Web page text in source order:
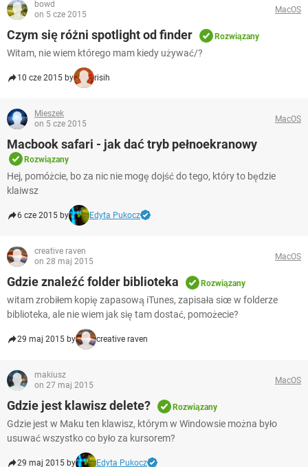
bowd
on 5 cze 2015
MacOS
Czym się różni spotlight od finder Rozwiązany
Witam, nie wiem którego mam kiedy używać/?
10 cze 2015 by risih
Mieszek
on 5 cze 2015
MacOS
Macbook safari - jak dać tryb pełnoekranowy
Rozwiązany
Hej, pomóżcie, bo za nic nie mogę dojść do tego, który to będzie
klaiwsz
6 cze 2015 by Edyta Pukocz
creative raven
on 28 maj 2015
MacOS
Gdzie znaleźć folder biblioteka Rozwiązany
witam zrobiłem kopię zapasową iTunes, zapisała siœ w folderze
biblioteka, ale nie wiem jak się tam dostać, pomożecie?
29 maj 2015 by creative raven
makiusz
on 27 maj 2015
MacOS
Gdzie jest klawisz delete? Rozwiązany
Gdzie jest w Maku ten klawisz, którym w Windowsie można było
usuwać wszystko co było za kursorem?
29 maj 2015 by Edyta Pukocz